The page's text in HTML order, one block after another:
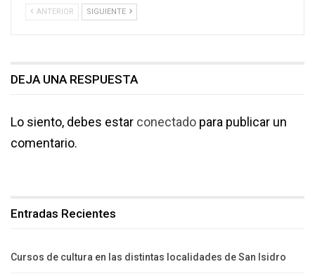
ANTERIOR SIGUIENTE
DEJA UNA RESPUESTA
Lo siento, debes estar conectado para publicar un
comentario.
Entradas Recientes
Cursos de cultura en las distintas localidades de San Isidro